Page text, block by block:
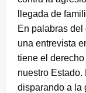
llegada de
En palabras del
una entrevista
tiene el
nuestro
disparando a la